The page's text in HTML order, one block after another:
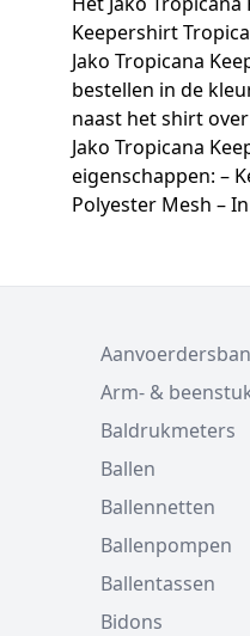
Keepershirt
Jako Tropicana
bestellen in de
naast het shirt
Jako Tropicana
eigenschappen: –
Polyester Mesh –
Arm- &
Baldrukmeters
Ballen
Ballennetten
Ballenpompen
Ballentassen
Bidons